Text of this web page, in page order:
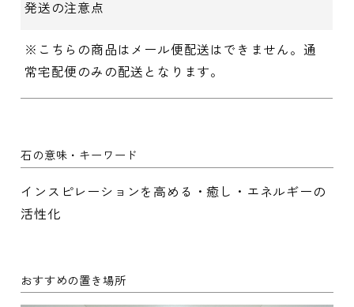
発送の注意点
※こちらの商品はメール便配送はできません。通
常宅配便のみの配送となります。
石の意味・キーワード
インスピレーションを高める・癒し・エネルギーの
活性化
おすすめの置き場所